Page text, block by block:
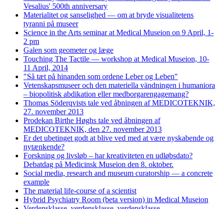
Vesalius' 500th anniversary
Materialitet og sanselighed — om at bryde visualitetens
tyranni på museer
Science in the Arts seminar at Medical Museion on 9 April, 1-
2 pm
Galen som geometer og læge
Touching The Tactile — workshop at Medical Museion, 10-
11 April, 2014
"Så tæt på hinanden som ordene Leber og Leben"
Vetenskapsmuseer och den materiella vändningen i humaniora
– biopolitisk abdikation eller medborgarengagemang?
Thomas Söderqvists tale ved åbningen af MEDICOTEKNIK,
27. november 2013
Prodekan Birthe Høghs tale ved åbningen af
MEDICOTEKNIK, den 27. november 2013
Er det ubetinget godt at blive ved med at være nyskabende og
nytænkende?
Forskning og livsløb – har kreativiteten en udløbsdato?
Debatdag på Medicinsk Museion den 8. oktober.
Social media, research and museum curatorship — a concrete
example
The material life-course of a scientist
Hybrid Psychiatry Room (beta version) in Medical Museion